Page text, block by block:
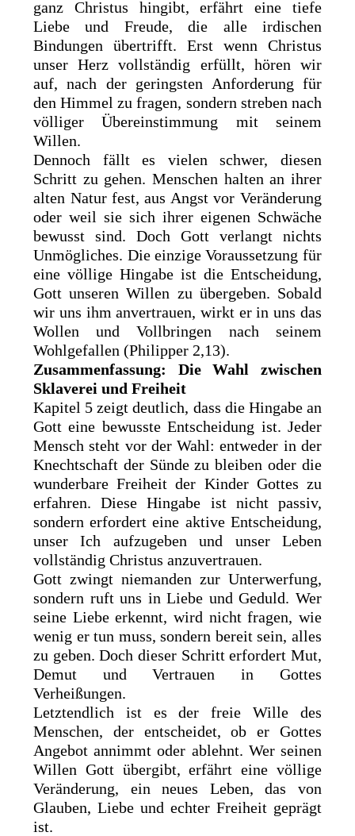
ganz Christus hingibt, erfährt eine tiefe
Liebe und Freude, die alle irdischen
Bindungen übertrifft. Erst wenn Christus
unser Herz vollständig erfüllt, hören wir
auf, nach der geringsten Anforderung für
den Himmel zu fragen, sondern streben nach
völliger Übereinstimmung mit seinem
Willen.
Dennoch fällt es vielen schwer, diesen
Schritt zu gehen. Menschen halten an ihrer
alten Natur fest, aus Angst vor Veränderung
oder weil sie sich ihrer eigenen Schwäche
bewusst sind. Doch Gott verlangt nichts
Unmögliches. Die einzige Voraussetzung für
eine völlige Hingabe ist die Entscheidung,
Gott unseren Willen zu übergeben. Sobald
wir uns ihm anvertrauen, wirkt er in uns das
Wollen und Vollbringen nach seinem
Wohlgefallen (Philipper 2,13).
Zusammenfassung: Die Wahl zwischen
Sklaverei und Freiheit
Kapitel 5 zeigt deutlich, dass die Hingabe an
Gott eine bewusste Entscheidung ist. Jeder
Mensch steht vor der Wahl: entweder in der
Knechtschaft der Sünde zu bleiben oder die
wunderbare Freiheit der Kinder Gottes zu
erfahren. Diese Hingabe ist nicht passiv,
sondern erfordert eine aktive Entscheidung,
unser Ich aufzugeben und unser Leben
vollständig Christus anzuvertrauen.
Gott zwingt niemanden zur Unterwerfung,
sondern ruft uns in Liebe und Geduld. Wer
seine Liebe erkennt, wird nicht fragen, wie
wenig er tun muss, sondern bereit sein, alles
zu geben. Doch dieser Schritt erfordert Mut,
Demut und Vertrauen in Gottes
Verheißungen.
Letztendlich ist es der freie Wille des
Menschen, der entscheidet, ob er Gottes
Angebot annimmt oder ablehnt. Wer seinen
Willen Gott übergibt, erfährt eine völlige
Veränderung, ein neues Leben, das von
Glauben, Liebe und echter Freiheit geprägt
ist.